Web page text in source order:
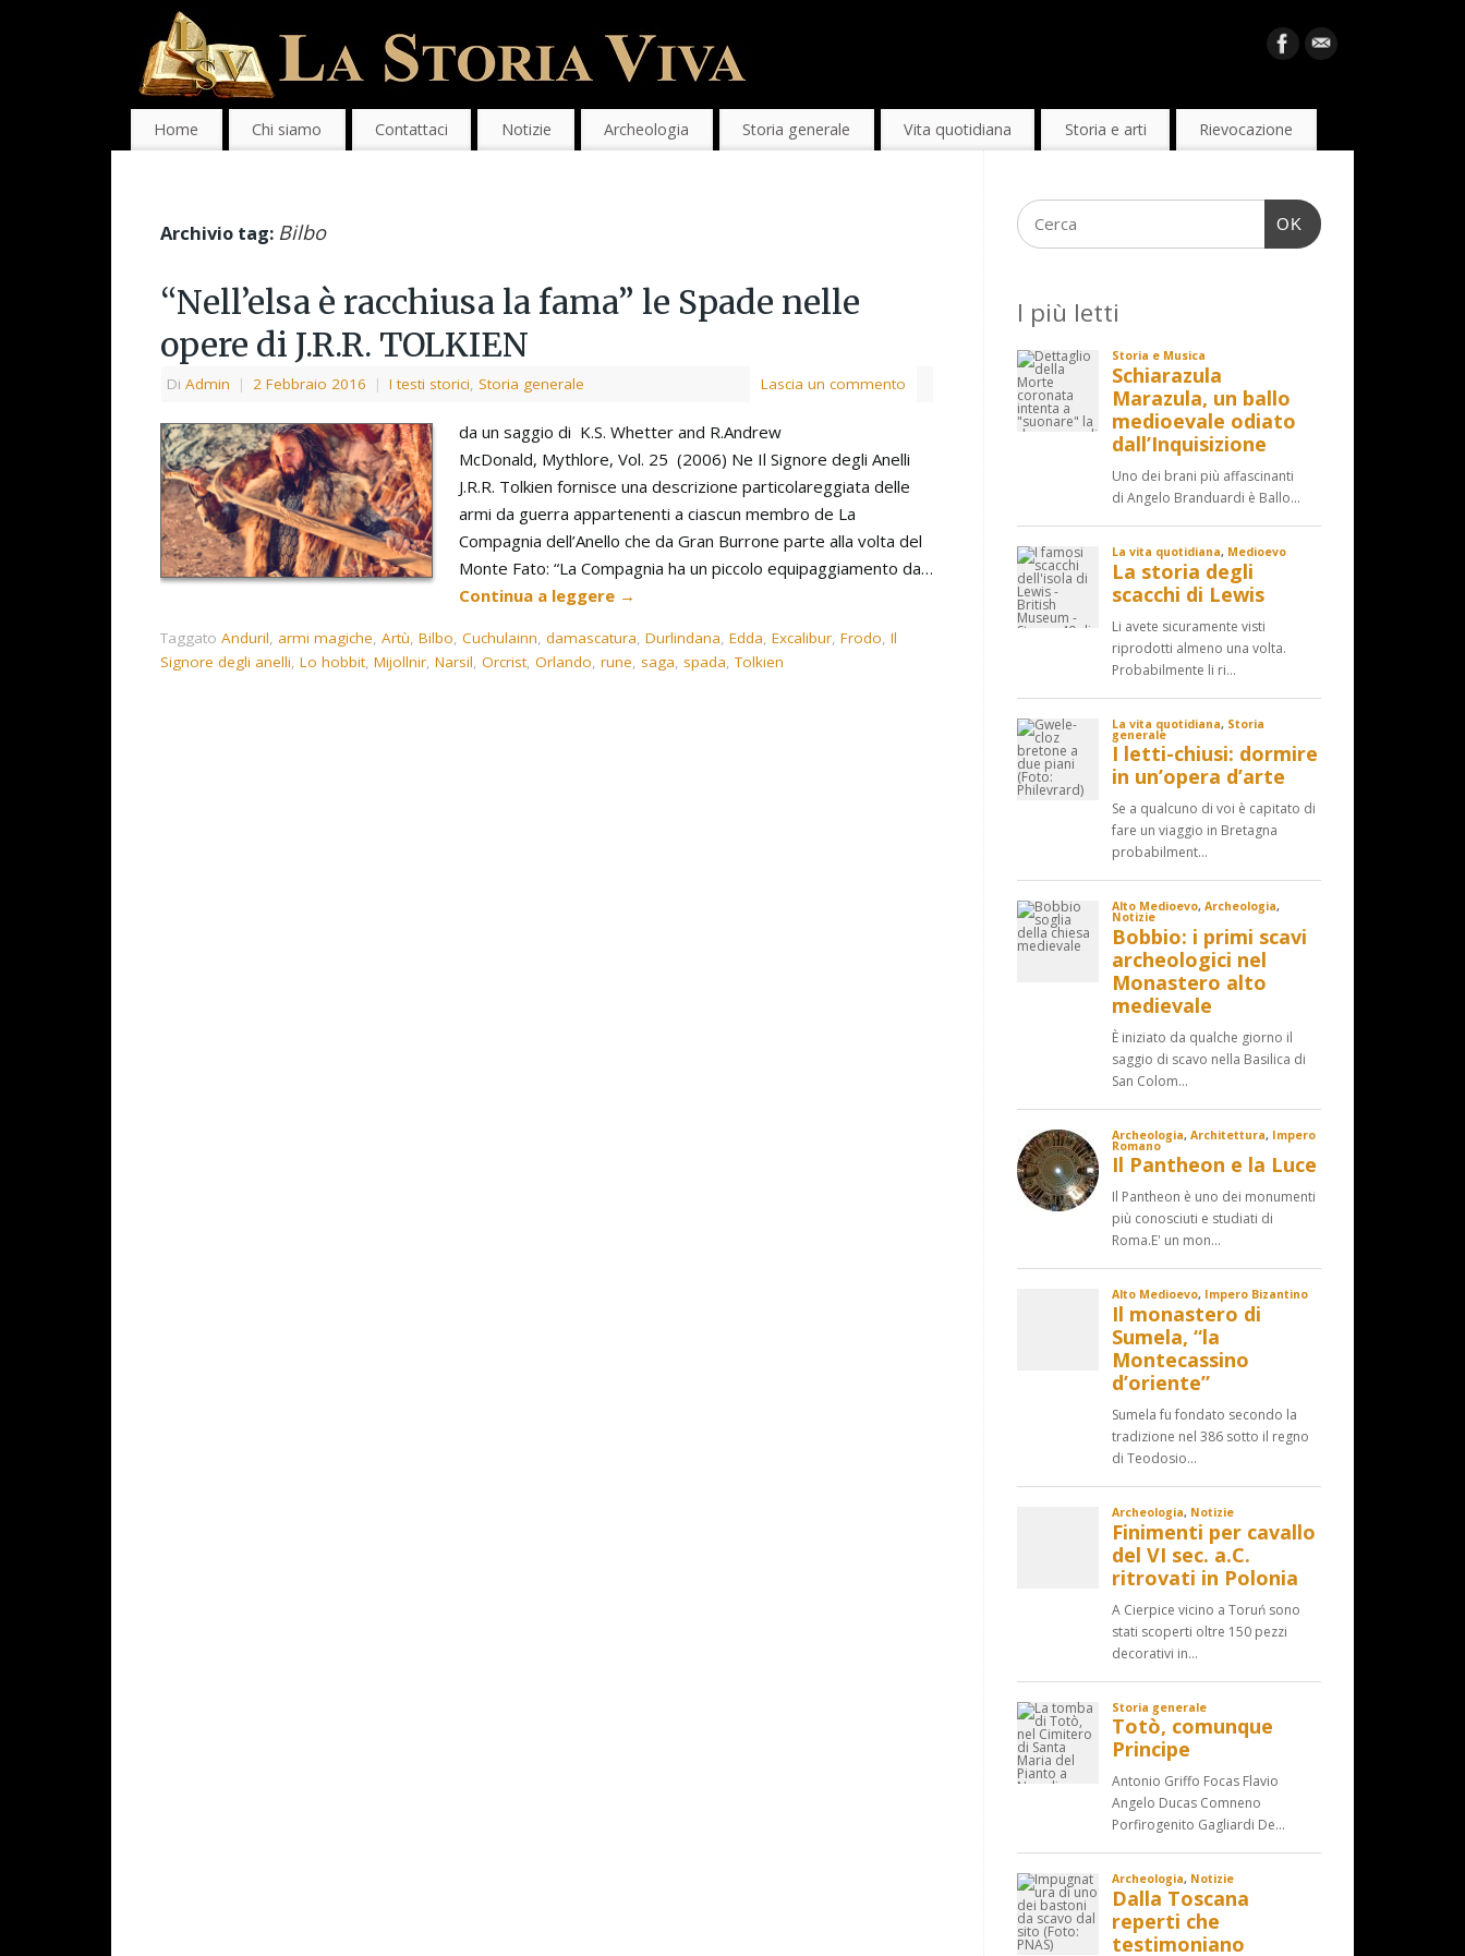
Home Chi siamo Contattaci Notizie Archeologia Storia generale Vita quotidiana Storia e arti Rievocazione
Archivio tag: Bilbo
“Nell’elsa è racchiusa la fama” le Spade nelle
opere di J.R.R. TOLKIEN
Di Admin | 2 Febbraio 2016 | I testi storici, Storia generale Lascia un commento
da un saggio di K.S. Whetter and R.Andrew
McDonald, Mythlore, Vol. 25 (2006) Ne Il Signore degli Anelli
J.R.R. Tolkien fornisce una descrizione particolareggiata delle
armi da guerra appartenenti a ciascun membro de La
Compagnia dell’Anello che da Gran Burrone parte alla volta del
Monte Fato: “La Compagnia ha un piccolo equipaggiamento da…
Continua a leggere →
Taggato Anduril, armi magiche, Artù, Bilbo, Cuchulainn, damascatura, Durlindana, Edda, Excalibur, Frodo, Il
Signore degli anelli, Lo hobbit, Mijollnir, Narsil, Orcrist, Orlando, rune, saga, spada,Tolkien
OK
I più letti